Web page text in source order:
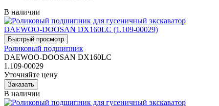
В наличии
Роликовый подшипник
DAEWOO-DOOSAN DX160LC
1.109-00029
Уточняйте цену
В наличии